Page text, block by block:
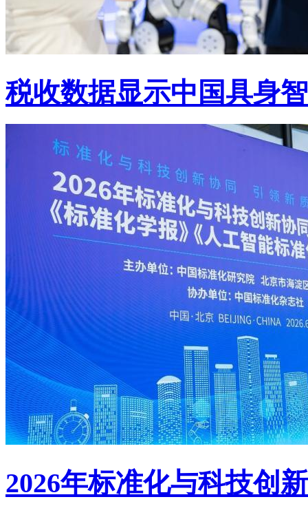
税收数据显示中国具身
2026年标准化与科技创